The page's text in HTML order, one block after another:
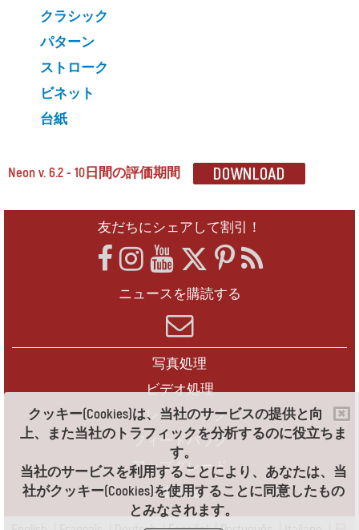
クッキー(Cookies)は、当社のサービスの提供と向
上、また当社のトラフィックを分析するのに役立ちま
す。
当社のサービスを利用することにより、あなたは、当
社がクッキー(Cookies)を使用することに同意したもの
とみなされます。
クラシック
パターン
ストローク
ビネット
台紙
Neon v. 6.2 - 10日間の評価期間
友だちにシェアして割引！
ニュースを購読する
写真処理
ビデオ処理
フレームパック
フィードバック
アップグレード
連絡先